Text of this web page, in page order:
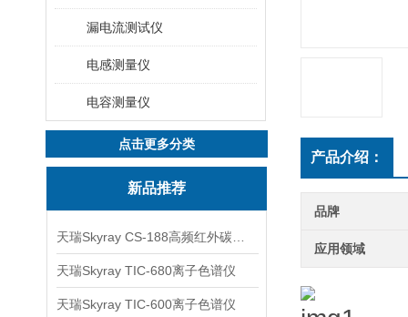
漏电流测试仪
电感测量仪
电容测量仪
点击更多分类
新品推荐
天瑞Skyray TIC-680离子色谱仪
天瑞Skyray TIC-600离子色谱仪
产品介绍：
品牌
应用领域